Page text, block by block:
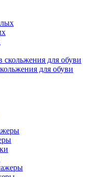
для обуви